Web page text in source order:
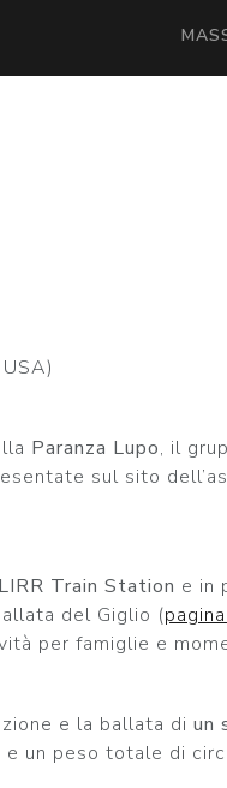
Paranza Lupo, il
sul sito
Train Station e in
del Giglio (
per famiglie e
e la ballata di un
e un peso totale di